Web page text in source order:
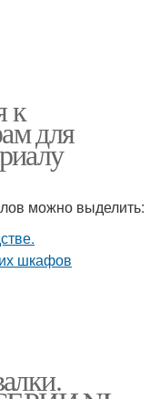
к
для
можно выделить: